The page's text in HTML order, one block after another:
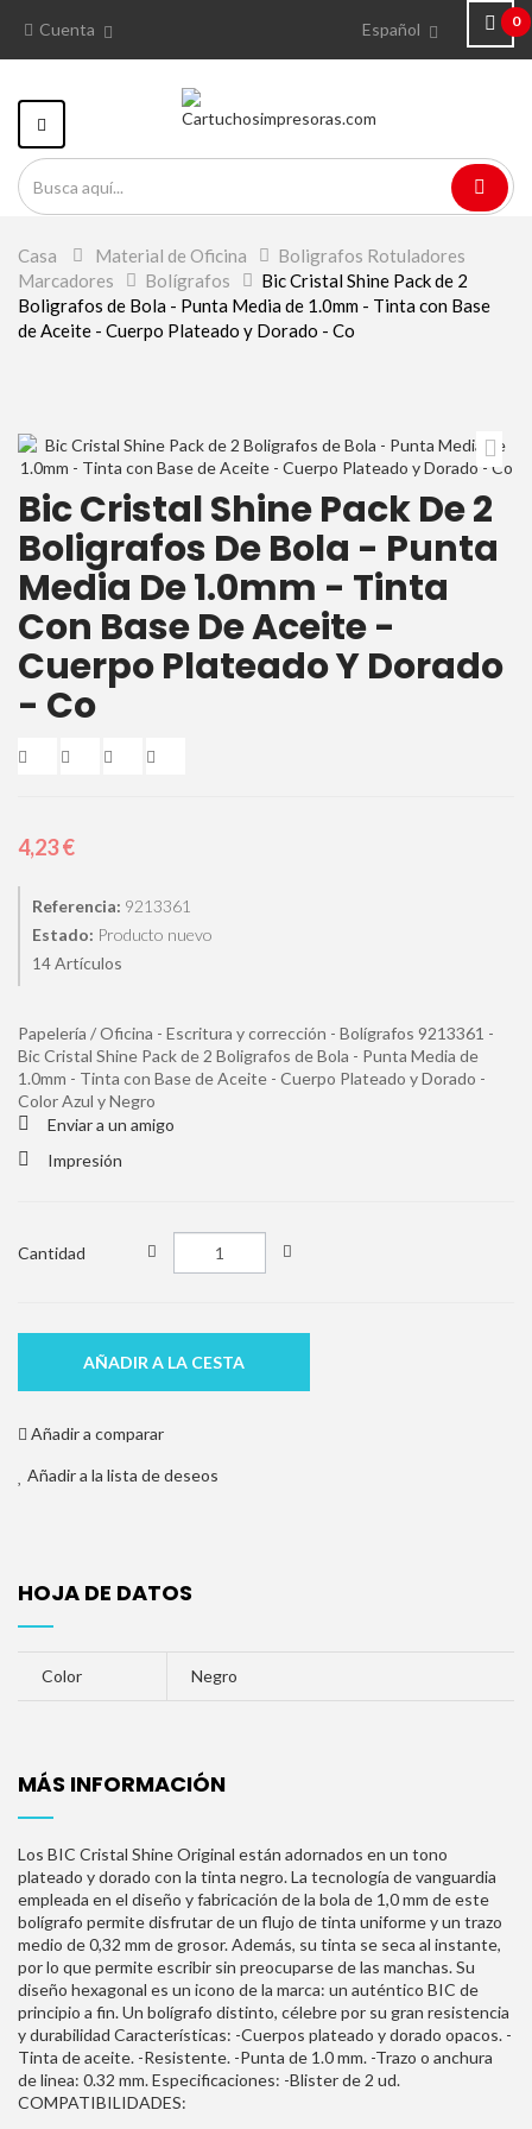
0
Español
Cuenta
Navegación
Toggle
Casa > Material de Oficina > Boligrafos Rotuladores
Marcadores
> Bolígrafos > Bic Cristal Shine Pack de 2
Boligrafos de Bola - Punta Media de 1.0mm - Tinta con Base
de Aceite - Cuerpo Plateado y Dorado - Co
Bic Cristal Shine Pack De 2
Boligrafos De Bola - Punta
Media De 1.0mm - Tinta
Con Base De Aceite -
Cuerpo Plateado Y Dorado
- Co
4,23 €
Referencia: 9213361
Estado: Producto nuevo
14Artículos
Papelería / Oficina - Escritura y corrección - Bolígrafos 9213361 -
Bic Cristal Shine Pack de 2 Boligrafos de Bola - Punta Media de
1.0mm - Tinta con Base de Aceite - Cuerpo Plateado y Dorado -
Color Azul y Negro
Enviar a un amigo
Impresión
Cantidad
AÑADIR A LA CESTA
Añadir a comparar
Añadir a la lista de deseos
HOJA DE DATOS
Color Negro
MÁS INFORMACIÓN
Los BIC Cristal Shine Original están adornados en un tono
plateado y dorado con la tinta negro. La tecnología de vanguardia
empleada en el diseño y fabricación de la bola de 1,0 mm de este
bolígrafo permite disfrutar de un flujo de tinta uniforme y un trazo
medio de 0,32 mm de grosor. Además, su tinta se seca al instante,
por lo que permite escribir sin preocuparse de las manchas. Su
diseño hexagonal es un icono de la marca: un auténtico BIC de
principio a fin. Un bolígrafo distinto, célebre por su gran resistencia
y durabilidad Características: -Cuerpos plateado y dorado opacos. -
Tinta de aceite. -Resistente. -Punta de 1.0 mm. -Trazo o anchura
de linea: 0.32 mm. Especificaciones: -Blister de 2 ud.
COMPATIBILIDADES: